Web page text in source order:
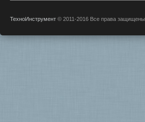
ТехноИнструмент © 2011-2016 Все права защищены